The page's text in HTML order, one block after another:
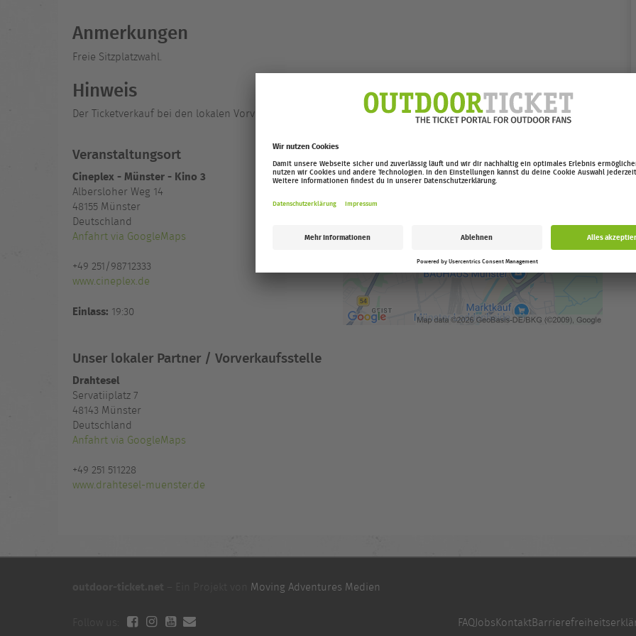
Anmerkungen
Freie Sitzplatzwahl.
Hinweis
Der Ticketverkauf bei den lokalen Vorverkaufspartnern startet ab November.
Veranstaltungsort
Cineplex - Münster - Kino 3
Albersloher Weg 14
48155 Münster
Deutschland
Anfahrt via GoogleMaps
+49 251/98712333
www.cineplex.de
Einlass: 19:30
Unser lokaler Partner / Vorverkaufsstelle
Drahtesel
Servatiiplatz 7
48143 Münster
Deutschland
Anfahrt via GoogleMaps
+49 251 511228
www.drahtesel-muenster.de
Moving Adventures Medien
FAQJobsKontakt